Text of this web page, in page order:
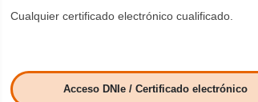
Cualquier certificado electrónico cualificado.
Acceso DNIe / Certificado electrónico
Acceso DNIe /